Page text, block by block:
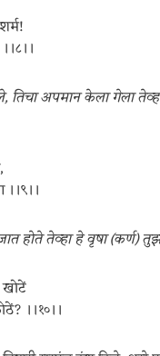
तिचा अपमान केला गेला
होते तेव्हा हे वृषा (कर्ण)
खोटें
।।१०।।